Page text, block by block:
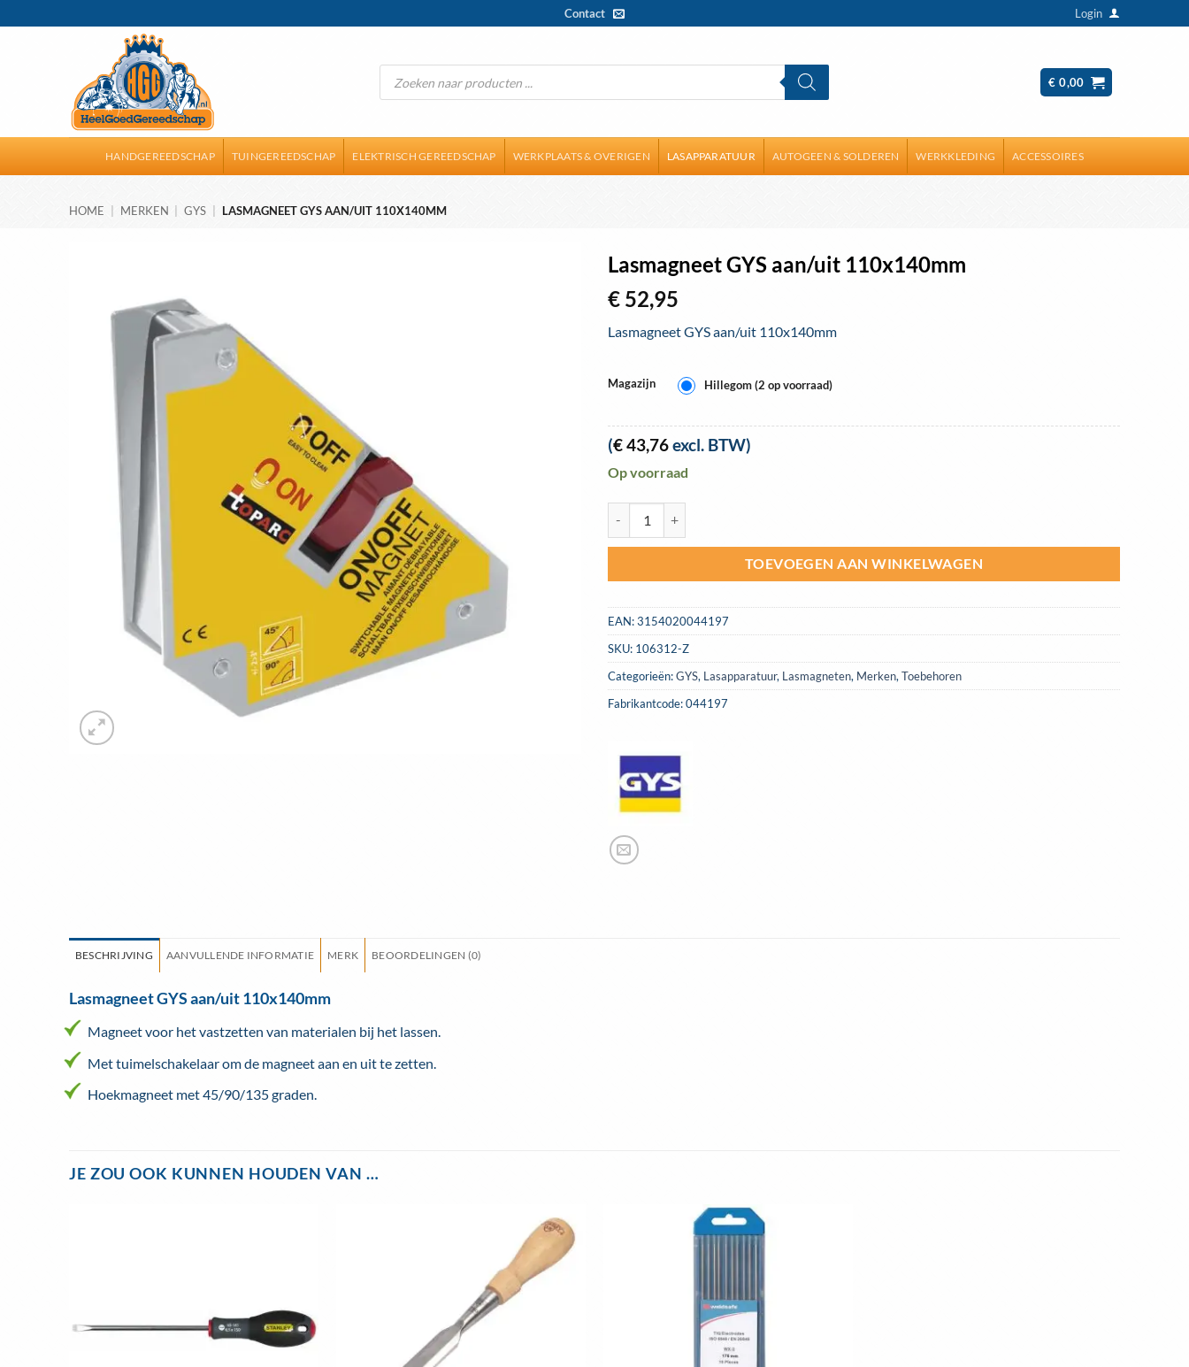
naar
Contact Login
Producten
zoeken
€ 0,00
HANDGEREEDSCHAP TUINGEREEDSCHAP ELEKTRISCH GEREEDSCHAP WERKPLAATS & OVERIGEN LASAPPARATUUR AUTOGEEN & SOLDEREN WERKKLEDING ACCESSOIRES
HOME | MERKEN | GYS | LASMAGNEET GYS AAN/UIT 110X140MM
Lasmagneet GYS aan/uit 110x140mm
€ 52,95
Lasmagneet GYS aan/uit 110x140mm
Magazijn Hillegom (2 op voorraad)
(€43,76excl. BTW)
Op voorraad
TOEVOEGEN AAN WINKELWAGEN
EAN:3154020044197
SKU: 106312-Z
Categorieën:GYS, Lasapparatuur, Lasmagneten, Merken, Toebehoren
Fabrikantcode: 044197
BESCHRIJVING AANVULLENDE INFORMATIE MERK BEOORDELINGEN (0)
Lasmagneet GYS aan/uit 110x140mm
Magneet voor het vastzetten van materialen bij het lassen.
Met tuimelschakelaar om de magneet aan en uit te zetten.
Hoekmagneet met 45/90/135 graden.
JE ZOU OOK KUNNEN HOUDEN VAN …